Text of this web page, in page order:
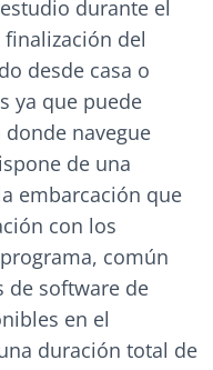
durante el
del
desde casa o
ya que puede
navegue
de una
embarcación que
con los
común
de software de
en el
duración total de